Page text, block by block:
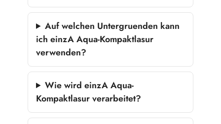
Auf welchen Untergruenden kann
ich einzA Aqua-Kompaktlasur
verwenden?
Wie wird einzA Aqua-
Kompaktlasur verarbeitet?